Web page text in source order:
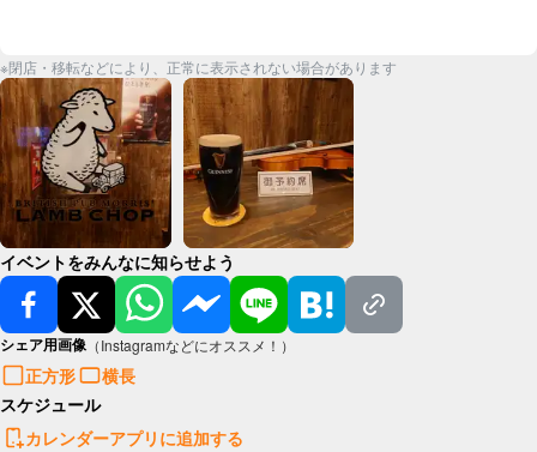
※閉店・移転などにより、正常に表示されない場合があります
イベントをみんなに知らせよう
シェア用画像 （Instagramなどにオススメ！）
正方形
横長
スケジュール
カレンダーアプリに追加する